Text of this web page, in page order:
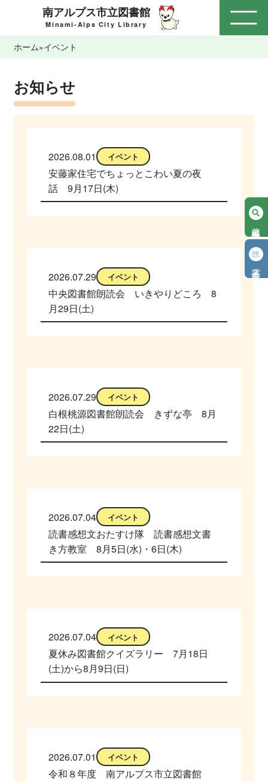
南アルプス市立図書館
Minami-Alps City Library
ホーム»イベント
お知らせ
2026.08.01 イベント
安藤家住宅でちょっとこわい夏の夜
話 9月17日(木)
2026.07.29 イベント
中央図書館朗読会 いきやりどころ 8
月29日(土)
2026.07.29 イベント
白根桃源図書館朗読会 きずな亭 8月
22日(土)
2026.07.04 イベント
読書感想文おたすけ隊 読書感想文書
き方教室 8月5日(水)・6日(木)
2026.07.04 イベント
夏休み図書館クイズラリー 7月18日
(土)から8月9日(日)
2026.07.01 イベント
令和８年度 南アルプス市立図書館